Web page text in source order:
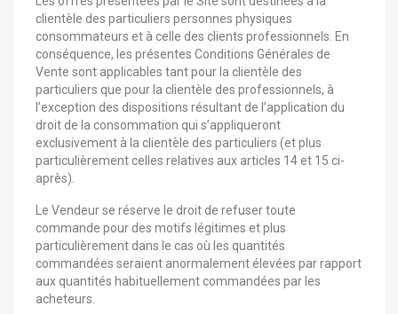
clientèle des particuliers personnes physiques
consommateurs et à celle des clients professionnels. En
conséquence, les présentes Conditions Générales de
Vente sont applicables tant pour la clientèle des
particuliers que pour la clientèle des professionnels, à
l’exception des dispositions résultant de l’application du
droit de la consommation qui s’appliqueront
exclusivement à la clientèle des particuliers (et plus
particulièrement celles relatives aux articles 14 et 15 ci-
après).
Le Vendeur se réserve le droit de refuser toute
commande pour des motifs légitimes et plus
particulièrement dans le cas où les quantités
commandées seraient anormalement élevées par rapport
aux quantités habituellement commandées par les
acheteurs.